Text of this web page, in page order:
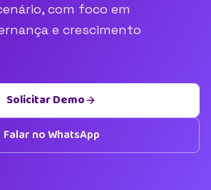
com foco em
e crescimento
Solicitar Demo
Falar no WhatsApp